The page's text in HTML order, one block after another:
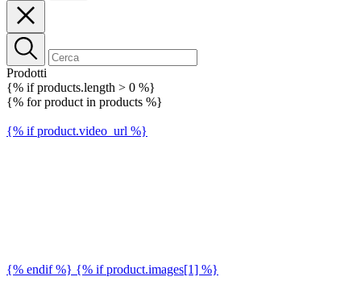
Prodotti
{% if products.length > 0 %}
{% for product in products %}
{% if product.video_url %}
{% endif %} {% if product.images[1] %}